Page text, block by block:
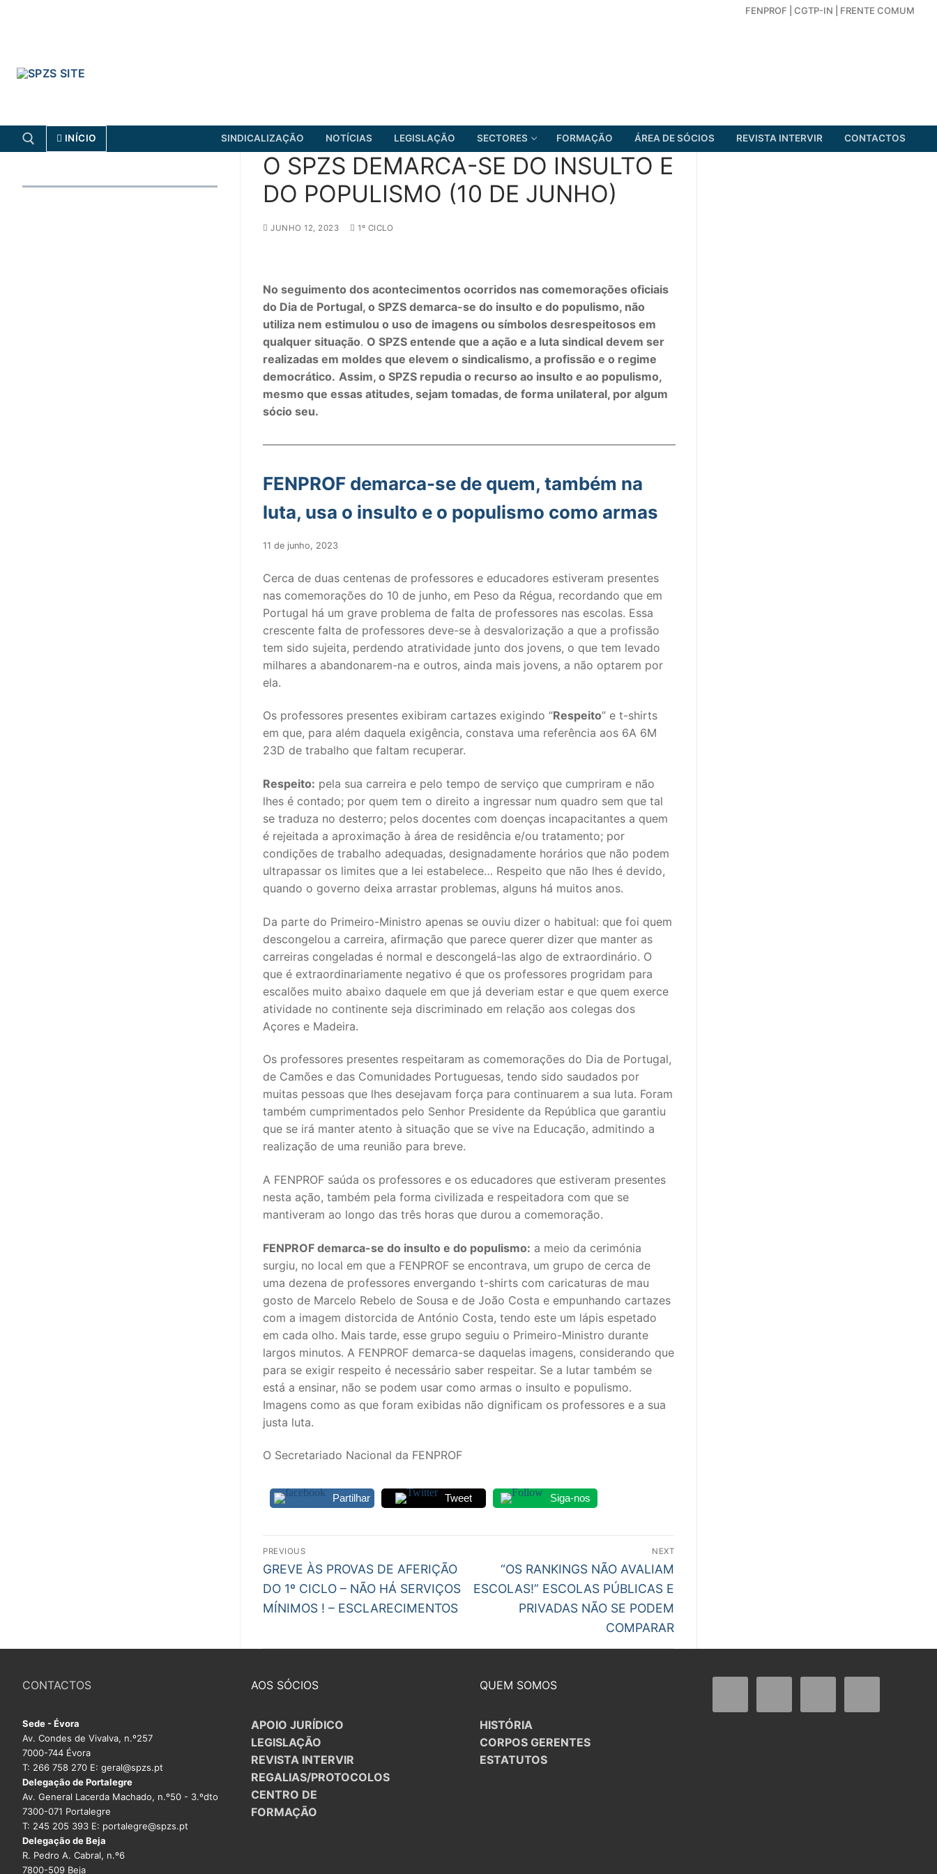
FENPROF CGTP-IN FRENTE COMUM
INÍCIO SINDICALIZAÇÃO NOTÍCIAS LEGISLAÇÃO SECTORES FORMAÇÃO ÁREA DE SÓCIOS REVISTA INTERVIR CONTACTOS
sindicalização
Legislação
Sectores
PARTICULAR / IPSS / MISERICÓRDIAS
ENSINO SUPERIOR
PROFESSORES CONTRATADOS
DOCENTES APOSENTADOS
Formação
Área de Sócios
Contactos
O SPZS DEMARCA-SE DO INSULTO E
DO POPULISMO (10 DE JUNHO)
JUNHO 12, 2023 1º CICLO
No seguimento dos acontecimentos ocorridos nas comemorações oficiais
do Dia de Portugal, o SPZS demarca-se do insulto e do populismo, não
utiliza nem estimulou o uso de imagens ou símbolos desrespeitosos em
qualquer situação. O SPZS entende que a ação e a luta sindical devem ser
realizadas em moldes que elevem o sindicalismo, a profissão e o regime
democrático. Assim, o SPZS repudia o recurso ao insulto e ao populismo,
mesmo que essas atitudes, sejam tomadas, de forma unilateral, por algum
sócio seu.
—————————————————————————————————————
FENPROF demarca-se de quem, também na
luta, usa o insulto e o populismo como armas
11 de junho, 2023
Cerca de duas centenas de professores e educadores estiveram presentes
nas comemorações do 10 de junho, em Peso da Régua, recordando que em
Portugal há um grave problema de falta de professores nas escolas. Essa
crescente falta de professores deve-se à desvalorização a que a profissão
tem sido sujeita, perdendo atratividade junto dos jovens, o que tem levado
milhares a abandonarem-na e outros, ainda mais jovens, a não optarem por
ela.
Os professores presentes exibiram cartazes exigindo “Respeito” e t-shirts
em que, para além daquela exigência, constava uma referência aos 6A 6M
23D de trabalho que faltam recuperar.
Respeito: pela sua carreira e pelo tempo de serviço que cumpriram e não
lhes é contado; por quem tem o direito a ingressar num quadro sem que tal
se traduza no desterro; pelos docentes com doenças incapacitantes a quem
é rejeitada a aproximação à área de residência e/ou tratamento; por
condições de trabalho adequadas, designadamente horários que não podem
ultrapassar os limites que a lei estabelece… Respeito que não lhes é devido,
quando o governo deixa arrastar problemas, alguns há muitos anos.
Da parte do Primeiro-Ministro apenas se ouviu dizer o habitual: que foi quem
descongelou a carreira, afirmação que parece querer dizer que manter as
carreiras congeladas é normal e descongelá-las algo de extraordinário. O
que é extraordinariamente negativo é que os professores progridam para
escalões muito abaixo daquele em que já deveriam estar e que quem exerce
atividade no continente seja discriminado em relação aos colegas dos
Açores e Madeira.
Os professores presentes respeitaram as comemorações do Dia de Portugal,
de Camões e das Comunidades Portuguesas, tendo sido saudados por
muitas pessoas que lhes desejavam força para continuarem a sua luta. Foram
também cumprimentados pelo Senhor Presidente da República que garantiu
que se irá manter atento à situação que se vive na Educação, admitindo a
realização de uma reunião para breve.
A FENPROF saúda os professores e os educadores que estiveram presentes
nesta ação, também pela forma civilizada e respeitadora com que se
mantiveram ao longo das três horas que durou a comemoração.
FENPROF demarca-se do insulto e do populismo: a meio da cerimónia
surgiu, no local em que a FENPROF se encontrava, um grupo de cerca de
uma dezena de professores envergando t-shirts com caricaturas de mau
gosto de Marcelo Rebelo de Sousa e de João Costa e empunhando cartazes
com a imagem distorcida de António Costa, tendo este um lápis espetado
em cada olho. Mais tarde, esse grupo seguiu o Primeiro-Ministro durante
largos minutos. A FENPROF demarca-se daquelas imagens, considerando que
para se exigir respeito é necessário saber respeitar. Se a lutar também se
está a ensinar, não se podem usar como armas o insulto e populismo.
Imagens como as que foram exibidas não dignificam os professores e a sua
justa luta.
O Secretariado Nacional da FENPROF
Partilhar Tweet Siga-nos
Navegação
de
artigos
PREVIOUS
Previous
post:
GREVE ÀS PROVAS DE AFERIÇÃO
DO 1º CICLO – NÃO HÁ SERVIÇOS
MÍNIMOS ! – ESCLARECIMENTOS
NEXT
Next
post:
“OS RANKINGS NÃO AVALIAM
ESCOLAS!” ESCOLAS PÚBLICAS E
PRIVADAS NÃO SE PODEM
COMPARAR
CONTACTOS
Sede - Évora
Av. Condes de Vivalva, n.º257
7000-744 Évora
T: 266 758 270 E: geral@spzs.pt
Delegação de Portalegre
Av. General Lacerda Machado, n.º50 - 3.ºdto
7300-071 Portalegre
T: 245 205 393 E: portalegre@spzs.pt
Delegação de Beja
R. Pedro A. Cabral, n.º6
7800-509 Beja
AOS SÓCIOS
APOIO JURÍDICO
LEGISLAÇÃO
REVISTA INTERVIR
REGALIAS/PROTOCOLOS
CENTRO DE
FORMAÇÃO
QUEM SOMOS
HISTÓRIA
CORPOS GERENTES
ESTATUTOS